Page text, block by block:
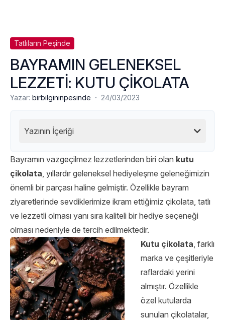
Tatlıların Peşinde
BAYRAMIN GELENEKSEL
LEZZETİ: KUTU ÇİKOLATA
Yazar: birbilgininpesinde · 24/03/2023
Yazının İçeriği
Bayramın vazgeçilmez lezzetlerinden biri olan kutu
çikolata, yıllardır geleneksel hediyeleşme geleneğimizin
önemli bir parçası haline gelmiştir. Özellikle bayram
ziyaretlerinde sevdiklerimize ikram ettiğimiz çikolata, tatlı
ve lezzetli olması yanı sıra kaliteli bir hediye seçeneği
olması nedeniyle de tercih edilmektedir.
Kutu çikolata, farklı
marka ve çeşitleriyle
raflardaki yerini
almıştır. Özellikle
özel kutularda
sunulan çikolatalar,